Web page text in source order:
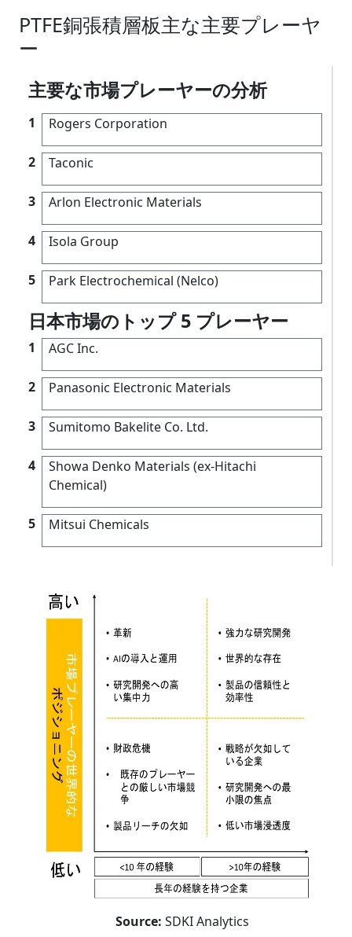
PTFE銅張積層板主な主要プレーヤ
ー
主要な市場プレーヤーの分析
1 Rogers Corporation
2 Taconic
3 Arlon Electronic Materials
4 Isola Group
5 Park Electrochemical (Nelco)
日本市場のトップ 5 プレーヤー
1 AGC Inc.
2 Panasonic Electronic Materials
3 Sumitomo Bakelite Co. Ltd.
4
Showa Denko Materials (ex-Hitachi
Chemical)
5 Mitsui Chemicals
Source: SDKI Analytics